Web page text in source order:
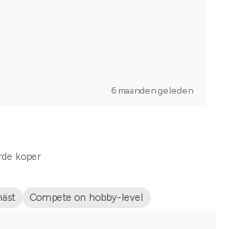
6 maanden geleden
koper
Compete on hobby-level